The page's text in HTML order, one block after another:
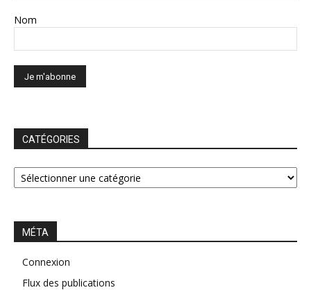
Nom
CATÉGORIES
CATÉGORIES
MÉTA
Connexion
Flux des publications